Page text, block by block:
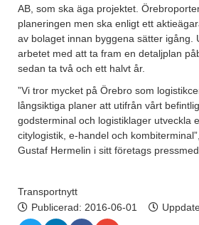
AB, som ska äga projektet.
planeringen men ska enligt ett
av bolaget innan byggena sätter igång.
arbetet med att ta fram en detaljplan
sedan ta två och ett halvt år.
”Vi tror mycket på Örebro som
långsiktiga planer att utifrån vårt
godsterminal och logistiklager utveckla
citylogistik, e-handel och
Gustaf Hermelin i sitt företags
Transportnytt
Publicerad: 2016-06-01